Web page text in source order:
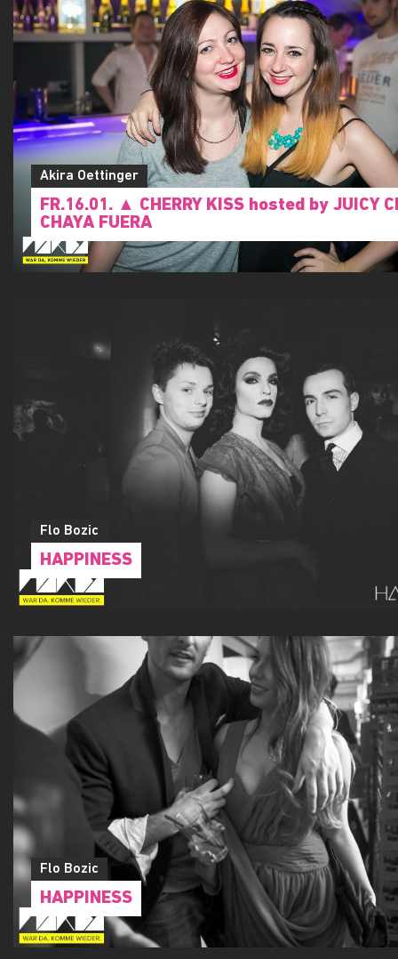
Akira Oettinger
FR.16.01. ▲ CHERRY KISS hosted by JUICY
CHAYA FUERA
Flo Bozic
HAPPINESS
Flo Bozic
HAPPINESS